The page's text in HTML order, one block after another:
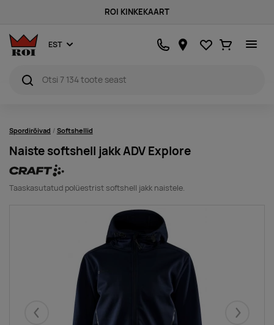
ROI KINKEKAART
EST Lemmikud
Ostukorv
Spordirõivad Softshellid
Naiste softshell jakk ADV Explore
Taaskasutatud polüestrist softshell jakk naistele.
Eelmised